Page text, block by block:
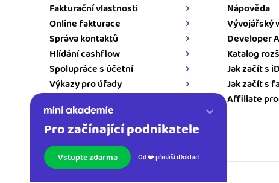
Pro začínající podnikatele
Vstupte zdarma Od ❤️ přináší iDoklad
Fakturační vlastnosti
Online fakturace
Správa kontaktů
Hlídání cashflow
Spolupráce s účetní
Výkazy pro úřady
Nápověda
Vývojářský
Developer
Katalog
Jak začít s
Jak začít s
Affiliate
Kontakt